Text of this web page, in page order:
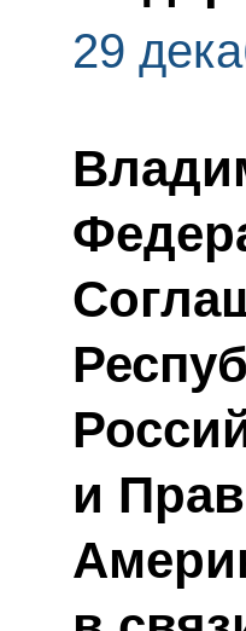
29
и